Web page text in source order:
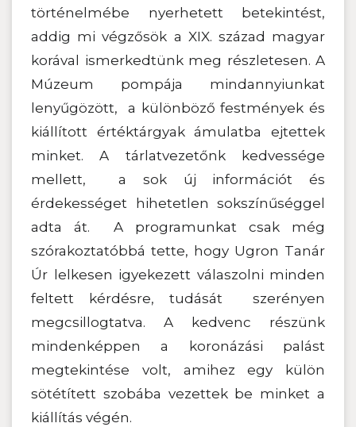
történelmébe nyerhetett betekintést,
addig mi végzősök a XIX. század magyar
korával ismerkedtünk meg részletesen. A
Múzeum pompája mindannyiunkat
lenyűgözött, a különböző festmények és
kiállított értéktárgyak ámulatba ejtettek
minket. A tárlatvezetőnk kedvessége
mellett, a sok új információt és
érdekességet hihetetlen sokszínűséggel
adta át. A programunkat csak még
szórakoztatóbbá tette, hogy Ugron Tanár
Úr lelkesen igyekezett válaszolni minden
feltett kérdésre, tudását szerényen
megcsillogtatva. A kedvenc részünk
mindenképpen a koronázási palást
megtekintése volt, amihez egy külön
sötétített szobába vezettek be minket a
kiállítás végén.